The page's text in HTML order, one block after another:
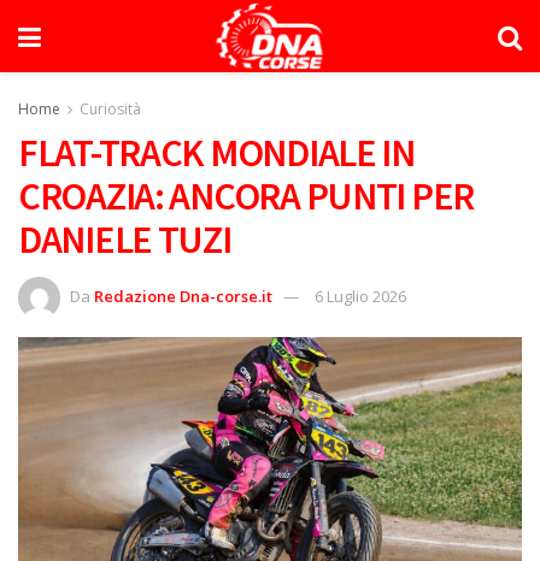
Home Curiosità
FLAT-TRACK MONDIALE IN
CROAZIA: ANCORA PUNTI PER
DANIELE TUZI
Da Redazione Dna-corse.it 6 Luglio 2026